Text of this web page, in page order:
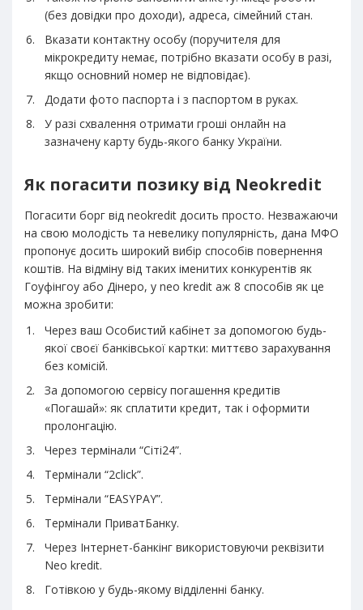
(без довідки про доходи), адреса, сімейний стан.
Вказати контактну особу (поручителя для
мікрокредиту немає, потрібно вказати особу в разі,
якщо основний номер не відповідає).
Додати фото паспорта і з паспортом в руках.
У разі схвалення отримати гроші онлайн на
зазначену карту будь-якого банку України.
Як погасити позику від Neokredit
Погасити борг від neokredit досить просто. Незважаючи
на свою молодість та невелику популярність, дана МФО
пропонує досить широкий вибір способів повернення
коштів. На відміну від таких іменитих конкурентів як
Гоуфінгоу або Дінеро, у neo kredit аж 8 способів як це
можна зробити:
Через ваш Особистий кабінет за допомогою будь-
якої своєї банківської картки: миттєво зарахування
без комісій.
За допомогою сервісу погашення кредитів
«Погашай»: як сплатити кредит, так і оформити
пролонгацію.
Через термінали “Сіті24”.
Термінали “2click”.
Термінали “EASYPAY”.
Термінали ПриватБанку.
Через Інтернет-банкінг використовуючи реквізити
Neo kredit.
Готівкою у будь-якому відділенні банку.